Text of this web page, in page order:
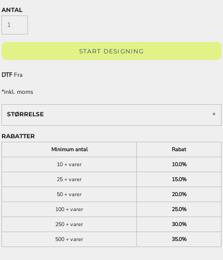
ANTAL
START DESIGNING
DTF Fra
*inkl. moms
STØRRELSE
RABATTER
Minimum antal
Rabat
10 + varer
10.0%
25 + varer
15.0%
50 + varer
20.0%
100 + varer
25.0%
250 + varer
30.0%
500 + varer
35.0%